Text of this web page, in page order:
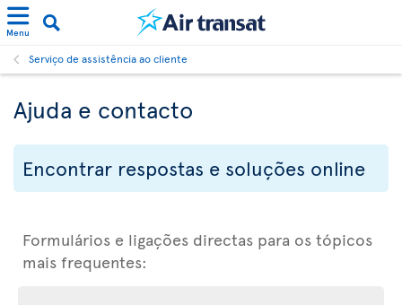
Menu
Serviço de assistência ao cliente
Ajuda e contacto
Encontrar respostas e soluções online
Formulários e ligações directas para os tópicos
mais frequentes: